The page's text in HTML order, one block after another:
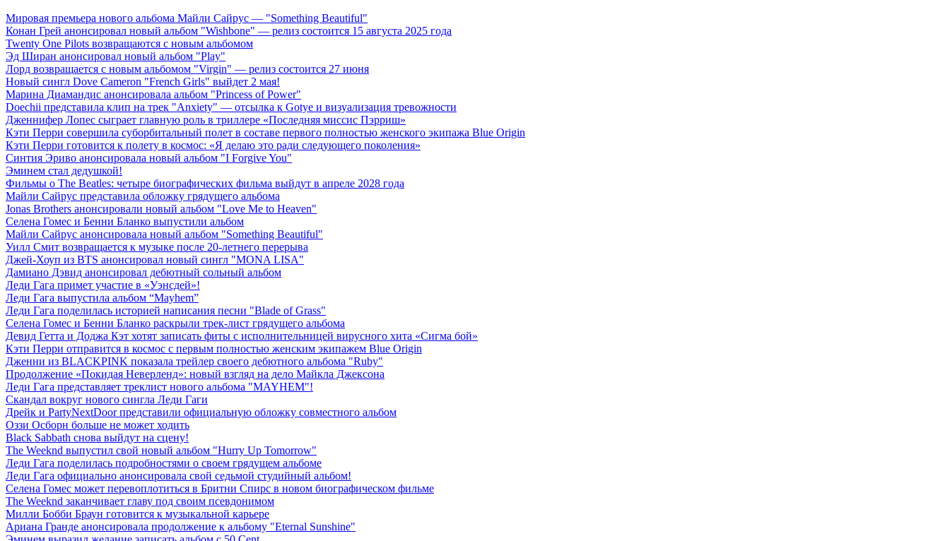
Мировая премьера нового альбома Майли Сайрус — "Something Beautiful"
Конан Грей анонсировал новый альбом "Wishbone" — релиз состоится 15 августа 2025 года
Twenty One Pilots возвращаются с новым альбомом
Эд Ширан анонсировал новый альбом "Play"
Лорд возвращается с новым альбомом "Virgin" — релиз состоится 27 июня
Новый сингл Dove Cameron "French Girls" выйдет 2 мая!
Марина Диамандис анонсировала альбом "Princess of Power"
Doechii представила клип на трек "Anxiety" — отсылка к Gotye и визуализация тревожности
Дженнифер Лопес сыграет главную роль в триллере «Последняя миссис Пэрриш»
Кэти Перри совершила суборбитальный полет в составе первого полностью женского экипажа Blue Origin
Кэти Перри готовится к полету в космос: «Я делаю это ради следующего поколения»
Синтия Эриво анонсировала новый альбом "I Forgive You"
Эминем стал дедушкой!
Фильмы о The Beatles: четыре биографических фильма выйдут в апреле 2028 года
Майли Сайрус представила обложку грядущего альбома
Jonas Brothers анонсировали новый альбом "Love Me to Heaven"
Селена Гомес и Бенни Бланко выпустили альбом
Майли Сайрус анонсировала новый альбом "Something Beautiful"
Уилл Смит возвращается к музыке после 20-летнего перерыва
Джей-Хоуп из BTS анонсировал новый сингл "MONA LISA"
Дамиано Дэвид анонсировал дебютный сольный альбом
Леди Гага примет участие в «Уэнсдей»!
Леди Гага выпустила альбом “Mayhem”
Леди Гага поделилась историей написания песни "Blade of Grass"
Селена Гомес и Бенни Бланко раскрыли трек-лист грядущего альбома
Девид Гетта и Доджа Кэт хотят записать фиты с исполнительницей вирусного хита «Сигма бой»
Кэти Перри отправится в космос с первым полностью женским экипажем Blue Origin
Дженни из BLACKPINK показала трейлер своего дебютного альбома "Ruby"
Продолжение «Покидая Неверленд»: новый взгляд на дело Майкла Джексона
Леди Гага представляет треклист нового альбома "MAYHEM"!
Скандал вокруг нового сингла Леди Гаги
Дрейк и PartyNextDoor представили официальную обложку совместного альбом
Оззи Осборн больше не может ходить
Black Sabbath снова выйдут на сцену!
The Weeknd выпустил свой новый альбом "Hurry Up Tomorrow"
Леди Гага поделилась подробностями о своем грядущем альбоме
Леди Гага официально анонсировала свой седьмой студийный альбом!
Селена Гомес может перевоплотиться в Бритни Спирс в новом биографическом фильме
The Weeknd заканчивает главу под своим псевдонимом
Милли Бобби Браун готовится к музыкальной карьере
Ариана Гранде анонсировала продолжение к альбому "Eternal Sunshine"